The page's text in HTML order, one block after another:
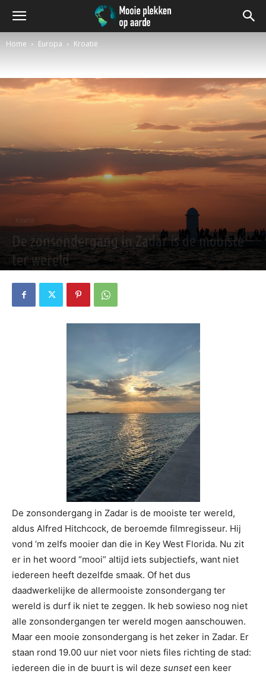
Home Europa Kroatië
De zonsondergang in Zadar is de mooiste
ter wereld
De zonsondergang in Zadar is de mooiste ter wereld,
aldus Alfred Hitchcock, de beroemde filmregisseur. Hij
vond ‘m zelfs mooier dan die in Key West Florida. Nu zit
er in het woord “mooi” altijd iets subjectiefs, want niet
iedereen heeft dezelfde smaak. Of het dus
daadwerkelijke de allermooiste zonsondergang ter
wereld is durf ik niet te zeggen. Ik heb sowieso nog niet
alle zonsondergangen ter wereld mogen aanschouwen.
Maar een mooie zonsondergang is het zeker in Zadar. Er
staan rond 19.00 uur niet voor niets files richting de stad:
iedereen die in de buurt is wil deze sunseteen keer